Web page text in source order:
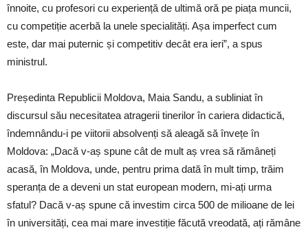
înnoite, cu profesori cu experiență de ultimă oră pe piața muncii,
cu competiție acerbă la unele specialități. Așa imperfect cum
este, dar mai puternic și competitiv decât era ieri”, a spus
ministrul.
Președinta Republicii Moldova, Maia Sandu, a subliniat în
discursul său necesitatea atragerii tinerilor în cariera didactică,
îndemnându-i pe viitorii absolvenți să aleagă să învețe în
Moldova: „Dacă v-aș spune cât de mult aș vrea să rămâneți
acasă, în Moldova, unde, pentru prima dată în mult timp, trăim
speranța de a deveni un stat european modern, mi-ați urma
sfatul? Dacă v-aș spune că investim circa 500 de milioane de lei
în universități, cea mai mare investiție făcută vreodată, ați rămâne